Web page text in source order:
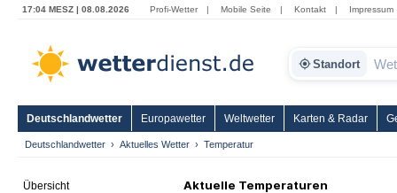
17:04 MESZ | 08.08.2026 Profi-Wetter | Mobile Seite | Kontakt | Impressum
Standort
Deutschlandwetter Europawetter Weltwetter Karten & Radar
Deutschlandwetter Aktuelles Wetter Temperatur
Übersicht Aktuelle Temperaturen